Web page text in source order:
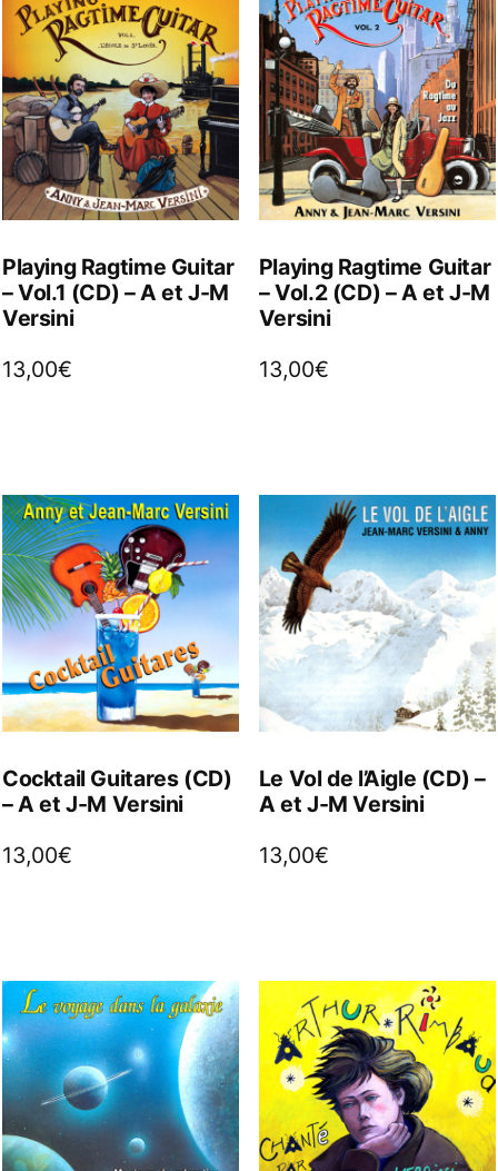
Playing Ragtime Guitar
– Vol.1 (CD) – A et J-M
Versini
13,00€
Playing Ragtime Guitar
– Vol.2 (CD) – A et J-M
Versini
13,00€
Cocktail Guitares (CD)
– A et J-M Versini
13,00€
Le Vol de l’Aigle (CD) –
A et J-M Versini
13,00€